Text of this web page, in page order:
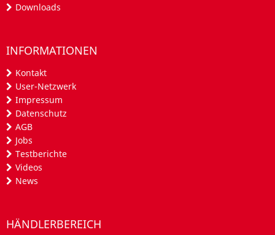
Downloads
INFORMATIONEN
Kontakt
User-Netzwerk
Impressum
Datenschutz
AGB
Jobs
Testberichte
Videos
News
HÄNDLERBEREICH